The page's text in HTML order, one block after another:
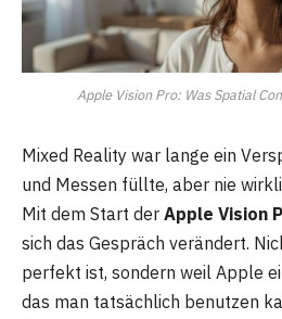
Apple Vision Pro: Was Spatial
Mixed Reality war lange ein
und Messen füllte, aber nie
Mit dem Start der Apple Vision
sich das Gespräch verändert.
perfekt ist, sondern weil Apple
das man tatsächlich benutzen